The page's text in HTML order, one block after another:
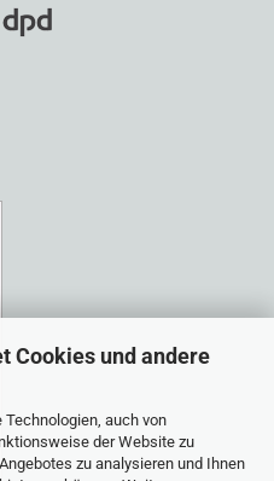
Cookies und andere
auch von
der Website zu
zu analysieren und Ihnen